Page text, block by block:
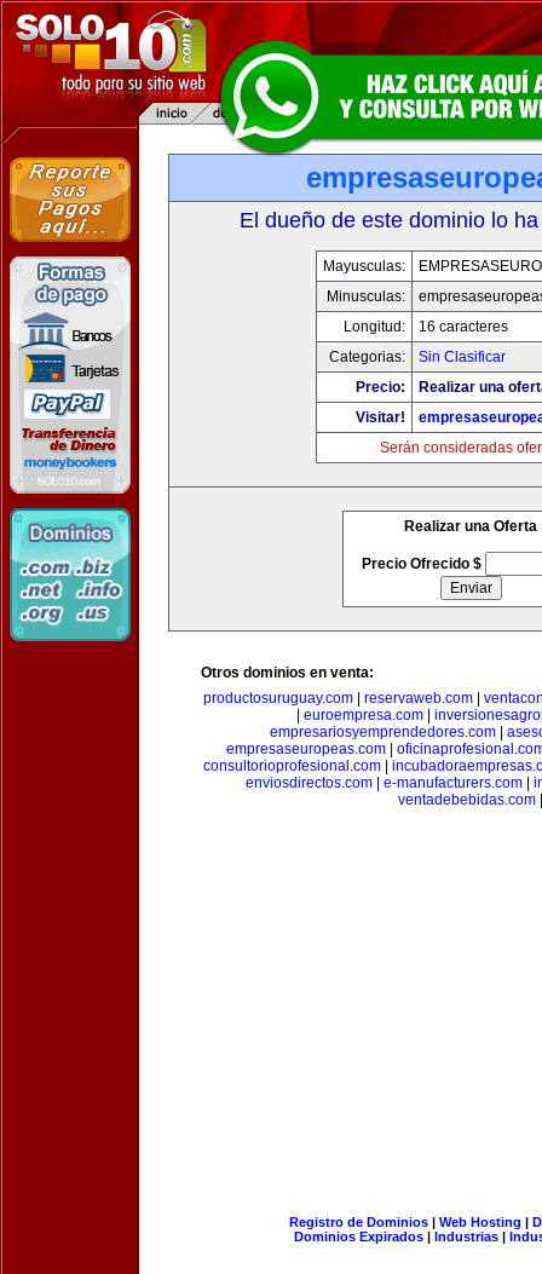
El dueño de este dominio lo
Mayusculas:
Minusculas:
Longitud:
16 caracteres
Categorias:
Sin Clasificar
Precio:
Realizar una
Visitar!
Serán consideradas
Realizar una Oferta
Precio Ofrecido $
Otros dominios en venta:
productosuruguay.com
reservaweb.com
euroempresa.com
empresariosyemprendedores.com
empresaseuropeas.com
consultorioprofesional.com
enviosdirectos.com
e-manufacturers.com
ventadebebidas.com
Registro de Dominios| Web Hosting |
Dominios Expirados | Industrias |